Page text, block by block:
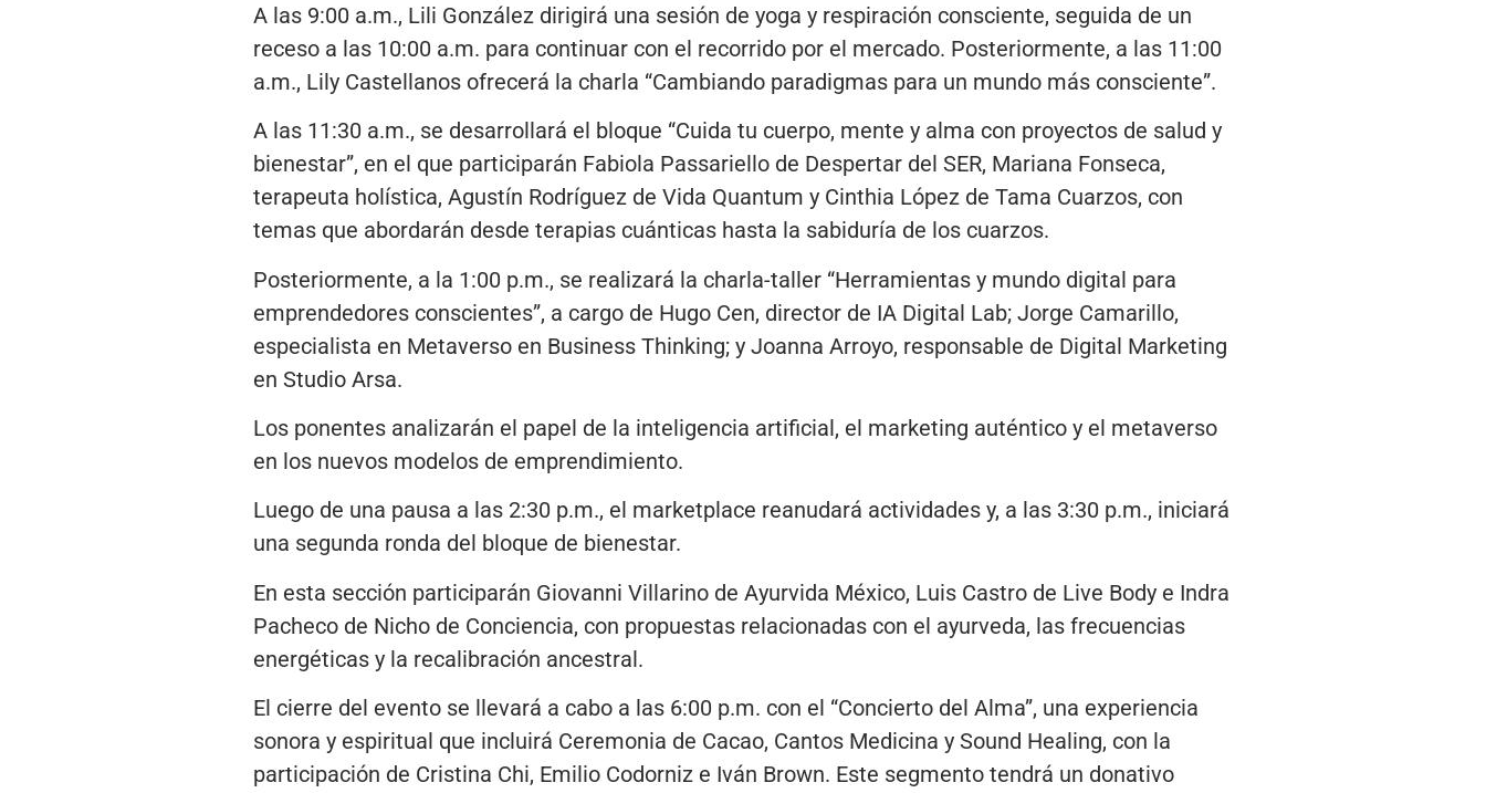
A las 9:00 a.m., Lili González dirigirá una sesión de yoga y respiración consciente, seguida de un
receso a las 10:00 a.m. para continuar con el recorrido por el mercado. Posteriormente, a las 11:00
a.m., Lily Castellanos ofrecerá la charla “Cambiando paradigmas para un mundo más consciente”.
A las 11:30 a.m., se desarrollará el bloque “Cuida tu cuerpo, mente y alma con proyectos de salud y
bienestar”, en el que participarán Fabiola Passariello de Despertar del SER, Mariana Fonseca,
terapeuta holística, Agustín Rodríguez de Vida Quantum y Cinthia López de Tama Cuarzos, con
temas que abordarán desde terapias cuánticas hasta la sabiduría de los cuarzos.
Posteriormente, a la 1:00 p.m., se realizará la charla-taller “Herramientas y mundo digital para
emprendedores conscientes”, a cargo de Hugo Cen, director de IA Digital Lab; Jorge Camarillo,
especialista en Metaverso en Business Thinking; y Joanna Arroyo, responsable de Digital Marketing
en Studio Arsa.
Los ponentes analizarán el papel de la inteligencia artificial, el marketing auténtico y el metaverso
en los nuevos modelos de emprendimiento.
Luego de una pausa a las 2:30 p.m., el marketplace reanudará actividades y, a las 3:30 p.m., iniciará
una segunda ronda del bloque de bienestar.
En esta sección participarán Giovanni Villarino de Ayurvida México, Luis Castro de Live Body e Indra
Pacheco de Nicho de Conciencia, con propuestas relacionadas con el ayurveda, las frecuencias
energéticas y la recalibración ancestral.
El cierre del evento se llevará a cabo a las 6:00 p.m. con el “Concierto del Alma”, una experiencia
sonora y espiritual que incluirá Ceremonia de Cacao, Cantos Medicina y Sound Healing, con la
participación de Cristina Chi, Emilio Codorniz e Iván Brown. Este segmento tendrá un donativo